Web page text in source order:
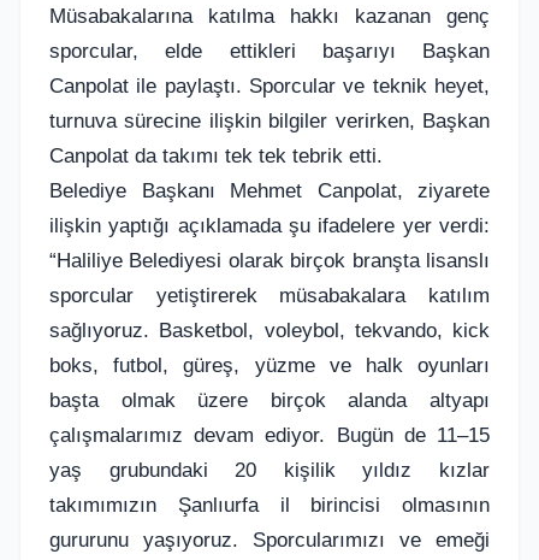
Müsabakalarına katılma hakkı kazanan genç
sporcular, elde ettikleri başarıyı Başkan
Canpolat ile paylaştı. Sporcular ve teknik heyet,
turnuva sürecine ilişkin bilgiler verirken, Başkan
Canpolat da takımı tek tek tebrik etti.
Belediye Başkanı Mehmet Canpolat, ziyarete
ilişkin yaptığı açıklamada şu ifadelere yer verdi:
“Haliliye Belediyesi olarak birçok branşta lisanslı
sporcular yetiştirerek müsabakalara katılım
sağlıyoruz. Basketbol, voleybol, tekvando, kick
boks, futbol, güreş, yüzme ve halk oyunları
başta olmak üzere birçok alanda altyapı
çalışmalarımız devam ediyor. Bugün de 11–15
yaş grubundaki 20 kişilik yıldız kızlar
takımımızın Şanlıurfa il birincisi olmasının
gururunu yaşıyoruz. Sporcularımızı ve emeği